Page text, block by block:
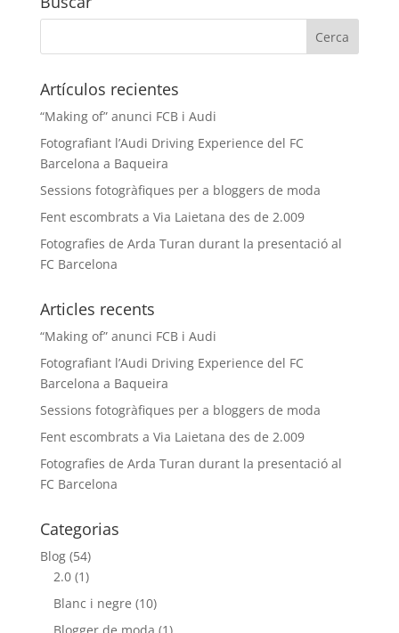
Artículos recientes
“Making of” anunci FCB i Audi
Fotografiant l’Audi Driving Experience del FC
Barcelona a Baqueira
Sessions fotogràfiques per a bloggers de moda
Fent escombrats a Via Laietana des de 2.009
Fotografies de Arda Turan durant la presentació al
FC Barcelona
Articles recents
“Making of” anunci FCB i Audi
Fotografiant l’Audi Driving Experience del FC
Barcelona a Baqueira
Sessions fotogràfiques per a bloggers de moda
Fent escombrats a Via Laietana des de 2.009
Fotografies de Arda Turan durant la presentació al
FC Barcelona
Categorias
Blog(54)
2.0(1)
Blanc i negre (10)